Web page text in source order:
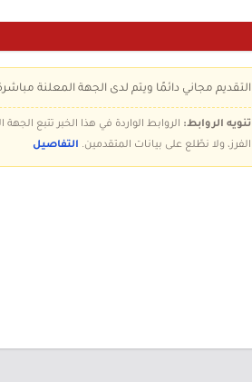
التقديم مجاني دائمًا ويتم لدى الجهة المعلنة
تنويه الروابط: الروابط الواردة في هذا الخبر تتبع
الفرز، ولا نطّلع على بيانات المتقدمين. التفاصيل